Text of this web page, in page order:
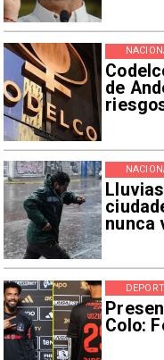
de
nunca
Colo: